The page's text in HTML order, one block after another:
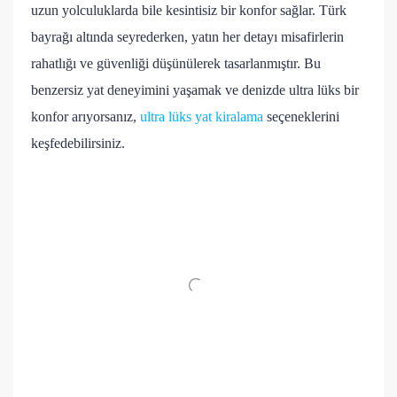
uzun yolculuklarda bile kesintisiz bir konfor sağlar. Türk
bayrağı altında seyrederken, yatın her detayı misafirlerin
rahatlığı ve güvenliği düşünülerek tasarlanmıştır. Bu
benzersiz yat deneyimini yaşamak ve denizde ultra lüks bir
konfor arıyorsanız, ultra lüks yat kiralama seçeneklerini
keşfedebilirsiniz.